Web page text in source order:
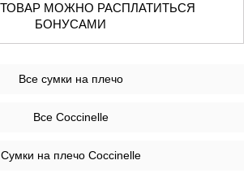
БОНУСАМИ
Все сумки на плечо
Все Coccinelle
Сумки на плечо Coccinelle